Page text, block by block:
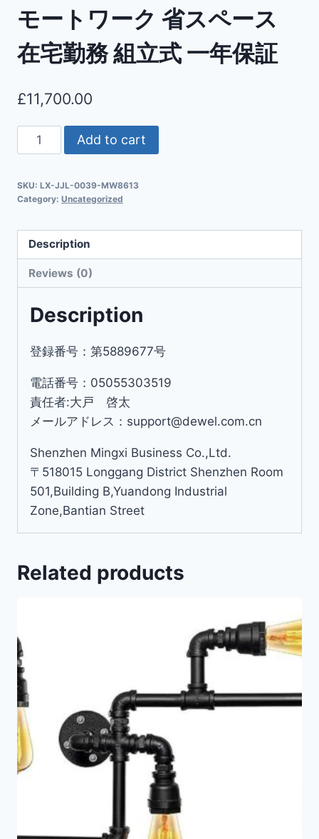
モートワーク 省スペース
在宅勤務 組立式 一年保証
£11,700.00
Add to cart
SKU: LX-JJL-0039-MW8613
Category: Uncategorized
Description
Reviews (0)
Description
登録番号：第5889677号
電話番号：05055303519
責任者:大戸 啓太
メールアドレス：support@dewel.com.cn
Shenzhen Mingxi Business Co.,Ltd.
〒518015 Longgang District Shenzhen Room
501,Building B,Yuandong Industrial
Zone,Bantian Street
Related products